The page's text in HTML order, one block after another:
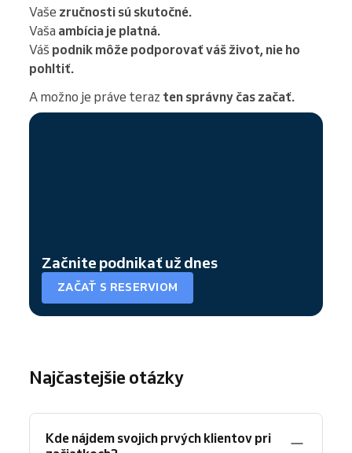
Vaše zručnosti sú skutočné.
Vaša ambícia je platná.
Váš podnik môže podporovať váš život, nie ho
pohltiť.
A možno je práve teraz ten správny čas začať.
Začnite podnikať už dnes
ZAČAŤ S RESERVIOM
Najčastejšie otázky
Kde nájdem svojich prvých klientov pri